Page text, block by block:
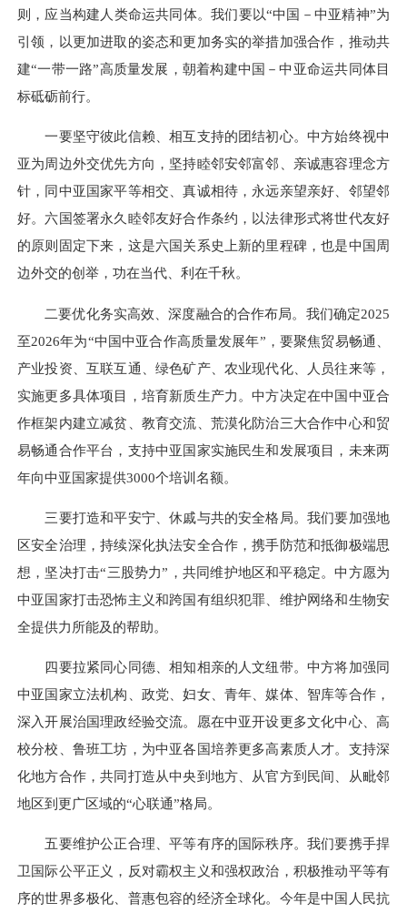
则，应当构建人类命运共同体。我们要以“中国－中亚精神”为
引领，以更加进取的姿态和更加务实的举措加强合作，推动共
建“一带一路”高质量发展，朝着构建中国－中亚命运共同体目
标砥砺前行。
一要坚守彼此信赖、相互支持的团结初心。中方始终视中
亚为周边外交优先方向，坚持睦邻安邻富邻、亲诚惠容理念方
针，同中亚国家平等相交、真诚相待，永远亲望亲好、邻望邻
好。六国签署永久睦邻友好合作条约，以法律形式将世代友好
的原则固定下来，这是六国关系史上新的里程碑，也是中国周
边外交的创举，功在当代、利在千秋。
二要优化务实高效、深度融合的合作布局。我们确定2025
至2026年为“中国中亚合作高质量发展年”，要聚焦贸易畅通、
产业投资、互联互通、绿色矿产、农业现代化、人员往来等，
实施更多具体项目，培育新质生产力。中方决定在中国中亚合
作框架内建立减贫、教育交流、荒漠化防治三大合作中心和贸
易畅通合作平台，支持中亚国家实施民生和发展项目，未来两
年向中亚国家提供3000个培训名额。
三要打造和平安宁、休戚与共的安全格局。我们要加强地
区安全治理，持续深化执法安全合作，携手防范和抵御极端思
想，坚决打击“三股势力”，共同维护地区和平稳定。中方愿为
中亚国家打击恐怖主义和跨国有组织犯罪、维护网络和生物安
全提供力所能及的帮助。
四要拉紧同心同德、相知相亲的人文纽带。中方将加强同
中亚国家立法机构、政党、妇女、青年、媒体、智库等合作，
深入开展治国理政经验交流。愿在中亚开设更多文化中心、高
校分校、鲁班工坊，为中亚各国培养更多高素质人才。支持深
化地方合作，共同打造从中央到地方、从官方到民间、从毗邻
地区到更广区域的“心联通”格局。
五要维护公正合理、平等有序的国际秩序。我们要携手捍
卫国际公平正义，反对霸权主义和强权政治，积极推动平等有
序的世界多极化、普惠包容的经济全球化。今年是中国人民抗